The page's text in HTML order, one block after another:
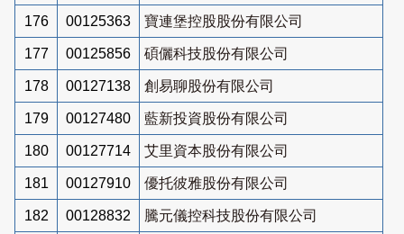
176 00125363 寶連堡控股股份有限公司
177 00125856 碩儷科技股份有限公司
178 00127138 創易聊股份有限公司
179 00127480 藍新投資股份有限公司
180 00127714 艾里資本股份有限公司
181 00127910 優托彼雅股份有限公司
182 00128832 騰元儀控科技股份有限公司